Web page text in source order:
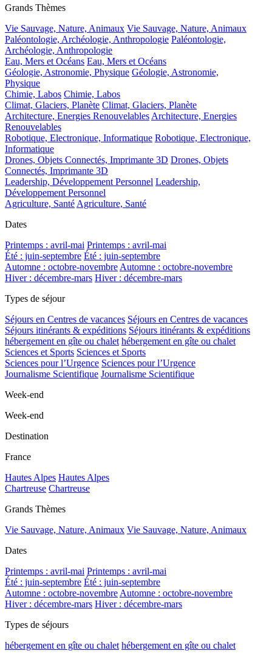
Grands Thèmes
Vie Sauvage, Nature, Animaux Vie Sauvage, Nature, Animaux
Paléontologie, Archéologie, Anthropologie Paléontologie,
Archéologie, Anthropologie
Eau, Mers et Océans Eau, Mers et Océans
Géologie, Astronomie, Physique Géologie, Astronomie,
Physique
Chimie, Labos Chimie, Labos
Climat, Glaciers, Planète Climat, Glaciers, Planète
Architecture, Energies Renouvelables Architecture, Energies
Renouvelables
Robotique, Electronique, Informatique Robotique, Electronique,
Informatique
Drones, Objets Connectés, Imprimante 3D Drones, Objets
Connectés, Imprimante 3D
Leadership, Développement Personnel Leadership,
Développement Personnel
Agriculture, Santé Agriculture, Santé
Dates
Printemps : avril-mai Printemps : avril-mai
Été : juin-septembre Été : juin-septembre
Automne : octobre-novembre Automne : octobre-novembre
Hiver : décembre-mars Hiver : décembre-mars
Types de séjour
Séjours en Centres de vacances Séjours en Centres de vacances
Séjours itinérants & expéditions Séjours itinérants & expéditions
hébergement en gîte ou chalet hébergement en gîte ou chalet
Sciences et Sports Sciences et Sports
Sciences pour l’Urgence Sciences pour l’Urgence
Journalisme Scientifique Journalisme Scientifique
Week-end
Week-end
Destination
France
Hautes Alpes Hautes Alpes
Chartreuse Chartreuse
Grands Thèmes
Vie Sauvage, Nature, Animaux Vie Sauvage, Nature, Animaux
Dates
Printemps : avril-mai Printemps : avril-mai
Été : juin-septembre Été : juin-septembre
Automne : octobre-novembre Automne : octobre-novembre
Hiver : décembre-mars Hiver : décembre-mars
Types de séjours
hébergement en gîte ou chalet hébergement en gîte ou chalet